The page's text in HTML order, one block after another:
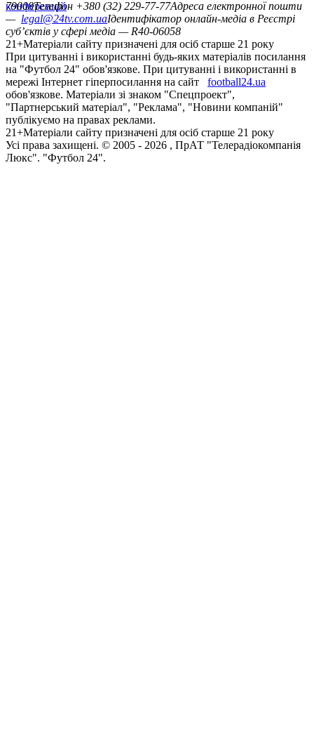
конференцій
79008Телефон +380 (32) 229-77-77Адреса електронної пошти
— legal@24tv.com.uaІдентифікатор онлайн-медіа в Реєстрі
суб’єктів у сфері медіа — R40-06058
21+Матеріали сайту призначені для осіб старше 21 року
При цитуванні і використанні будь-яких матеріалів посилання
на "Футбол 24" обов'язкове. При цитуванні і використанні в
мережі Інтернет гіперпосилання на сайт
football24.ua
обов'язкове. Матеріали зі знаком "Спецпроект",
"Партнерський матеріал", "Реклама", "Новини компаній"
публікуємо на правах реклами.
21+Матеріали сайту призначені для осіб старше 21 року
Усi права захищенi. © 2005 - 2026 , ПрАТ "Телерадіокомпанія
Люкс". "Футбол 24".